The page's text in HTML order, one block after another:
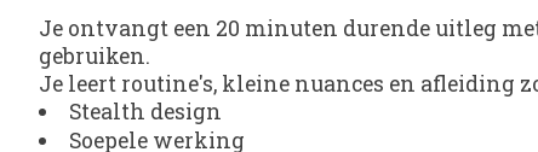
Je ontvangt een 20 minuten durende uitleg
gebruiken.
Je leert routine's, kleine nuances en afleiding
Stealth design
Soepele werking